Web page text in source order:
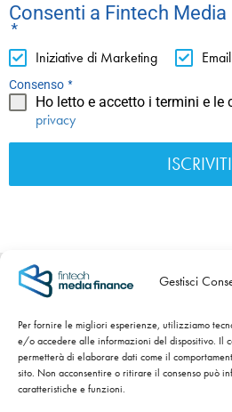
Gestisci
Per fornire le migliori esperienze, utilizziamo
e/o accedere alle informazioni del dispositivo. Il
permetterà di elaborare dati come il
sito. Non acconsentire o ritirare il consenso può
caratteristiche e funzioni.
Consenti a Fintech
*
Iniziative di Marketing
Consenso *
Ho letto e accetto i termini e le
privacy
ISCRIVITI
C.F./P.IVA/Nr. iscr. al Registro
Numero REA BS – 589954 -
SITO WEB SVILUPPATO DA
Copyright ©